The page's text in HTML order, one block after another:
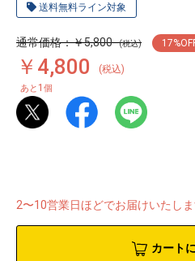
送料無料ライン対象
通常価格：￥5,800 (税込) 17
￥4,800 (税込)
あと 1 個
2〜10営業日ほどでお届けいたしま
カート